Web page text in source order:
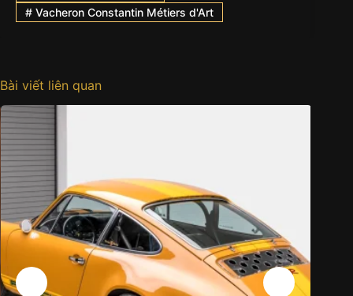
#Vacheron Constantin Métiers d'Art
Bài viết liên quan